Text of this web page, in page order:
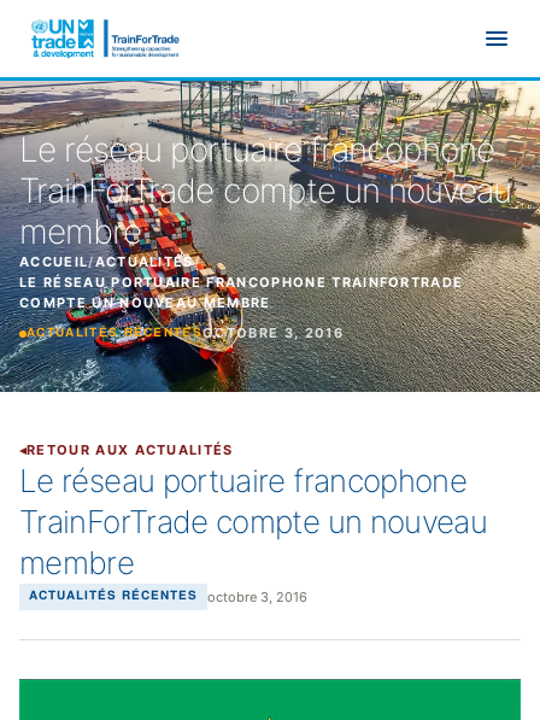
Le réseau portuaire francophone
TrainForTrade compte un nouveau
membre
ACCUEIL/ACTUALITÉS/
LE RÉSEAU PORTUAIRE FRANCOPHONE TRAINFORTRADE
COMPTE UN NOUVEAU MEMBRE
ACTUALITÉS RÉCENTESOCTOBRE 3, 2016
RETOUR AUX ACTUALITÉS
Le réseau portuaire francophone
TrainForTrade compte un nouveau
membre
ACTUALITÉS RÉCENTES octobre 3, 2016